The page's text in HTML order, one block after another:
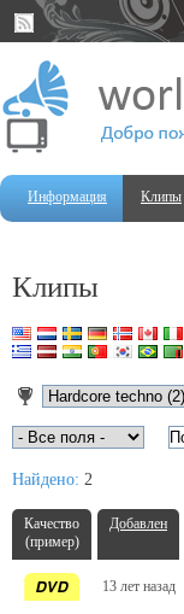
Информация Клипы
Клипы
Найдено: 2
Качество
(пример)
Добавлен
13 лет назад